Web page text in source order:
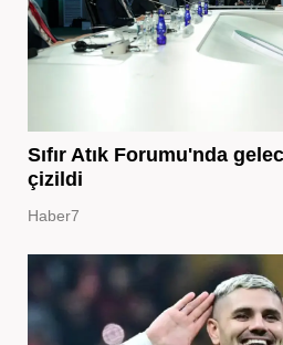
Sıfır Atık Forumu'nda
çizildi
Haber7